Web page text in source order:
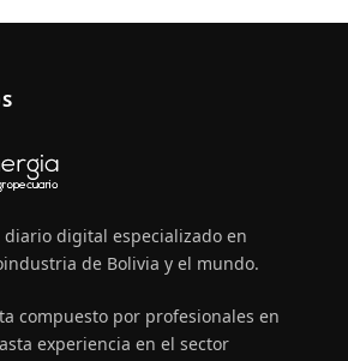
digital especializado en
de Bolivia y el mundo.
compuesto por profesionales en
experiencia en el sector